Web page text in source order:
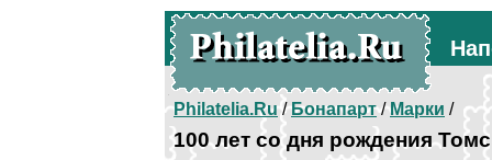
Philatelia.Ru/Бонапарт/Марки /
100 лет со дня рождения